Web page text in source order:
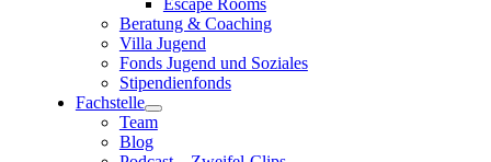
Escape Rooms
Beratung & Coaching
Villa Jugend
Fonds Jugend und Soziales
Stipendienfonds
Fachstelle
Team
Blog